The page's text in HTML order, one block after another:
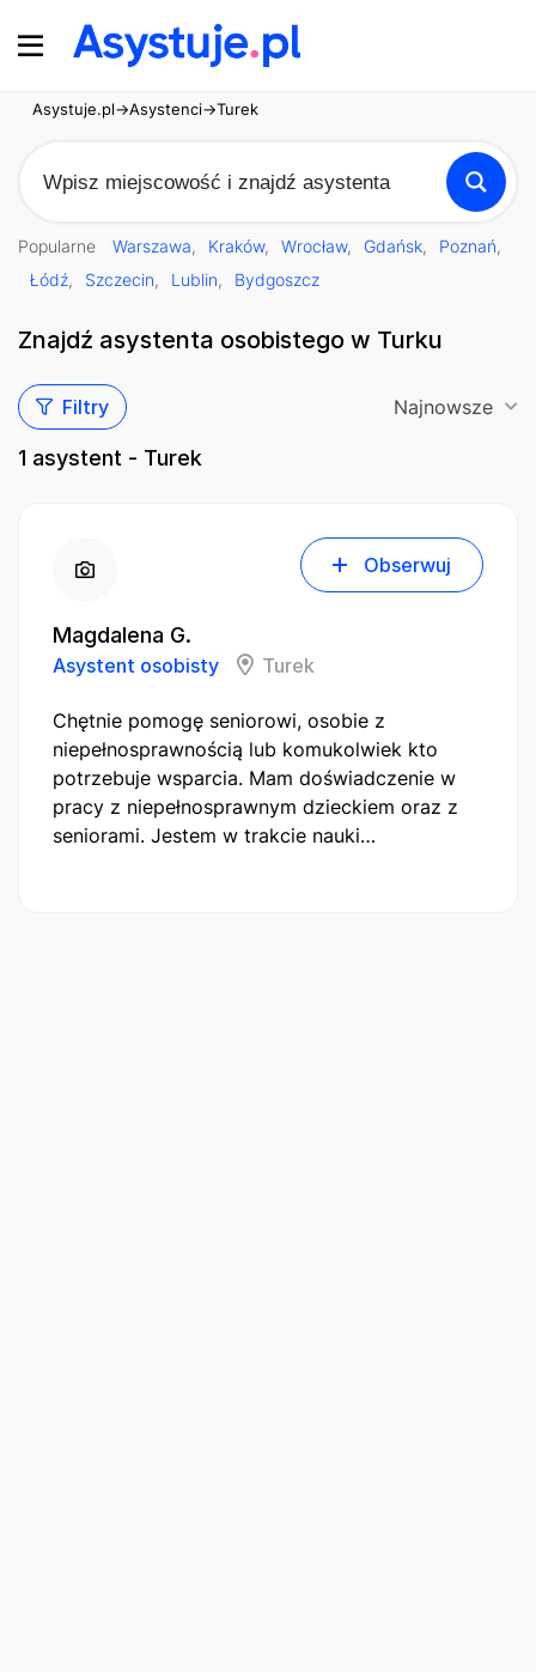
Asystuje.pl→Asystenci→Turek
Popularne Warszawa Kraków Wrocław Gdańsk
Poznań
Łódź
Szczecin Lublin Bydgoszcz
Znajdź asystenta osobistego w Turku
Filtry Najnowsze
1 asystent - Turek
Obserwuj
Magdalena G.
Asystent osobisty Turek
Chętnie pomogę seniorowi, osobie z
niepełnosprawnością lub komukolwiek kto
potrzebuje wsparcia. Mam doświadczenie w
pracy z niepełnosprawnym dzieckiem oraz z
seniorami. Jestem w trakcie nauki…